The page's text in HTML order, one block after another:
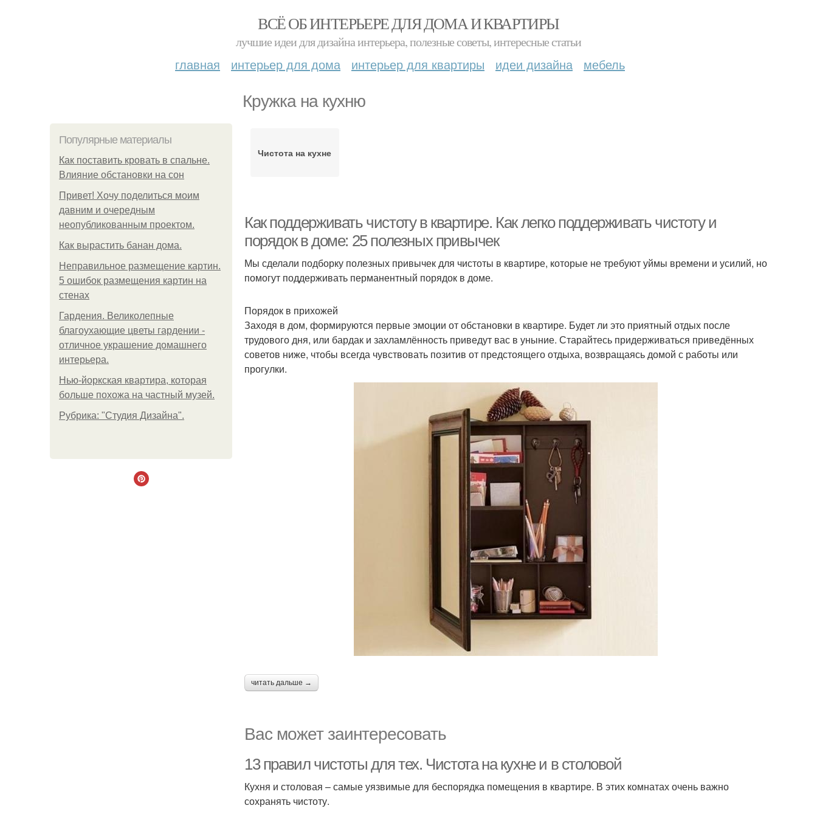
ВСЁ ОБ ИНТЕРЬЕРЕ ДЛЯ ДОМА И КВАРТИРЫ
лучшие идеи для дизайна интерьера, полезные советы, интересные статьи
главная интерьер для дома интерьер для квартиры идеи дизайна мебель
Кружка на кухню
Популярные материалы
Как поставить кровать в спальне.
Влияние обстановки на сон
Привет! Хочу поделиться моим
давним и очередным
неопубликованным проектом.
Как вырастить банан дома.
Неправильное размещение картин.
5 ошибок размещения картин на
стенах
Гардения. Великолепные
благоухающие цветы гардении -
отличное украшение домашнего
интерьера.
Нью-йоркская квартира, которая
больше похожа на частный музей.
Рубрика: "Студия Дизайна".
Чистота на кухне
Как поддерживать чистоту в квартире. Как легко поддерживать чистоту и
порядок в доме: 25 полезных привычек
Мы сделали подборку полезных привычек для чистоты в квартире, которые не требуют уймы времени и усилий, но
помогут поддерживать перманентный порядок в доме.
Порядок в прихожей
Заходя в дом, формируются первые эмоции от обстановки в квартире. Будет ли это приятный отдых после
трудового дня, или бардак и захламлённость приведут вас в уныние. Старайтесь придерживаться приведённых
советов ниже, чтобы всегда чувствовать позитив от предстоящего отдыха, возвращаясь домой с работы или
прогулки.
читать дальше →
Вас может заинтересовать
13 правил чистоты для тех. Чистота на кухне и в столовой
Кухня и столовая – самые уязвимые для беспорядка помещения в квартире. В этих комнатах очень важно
сохранять чистоту.